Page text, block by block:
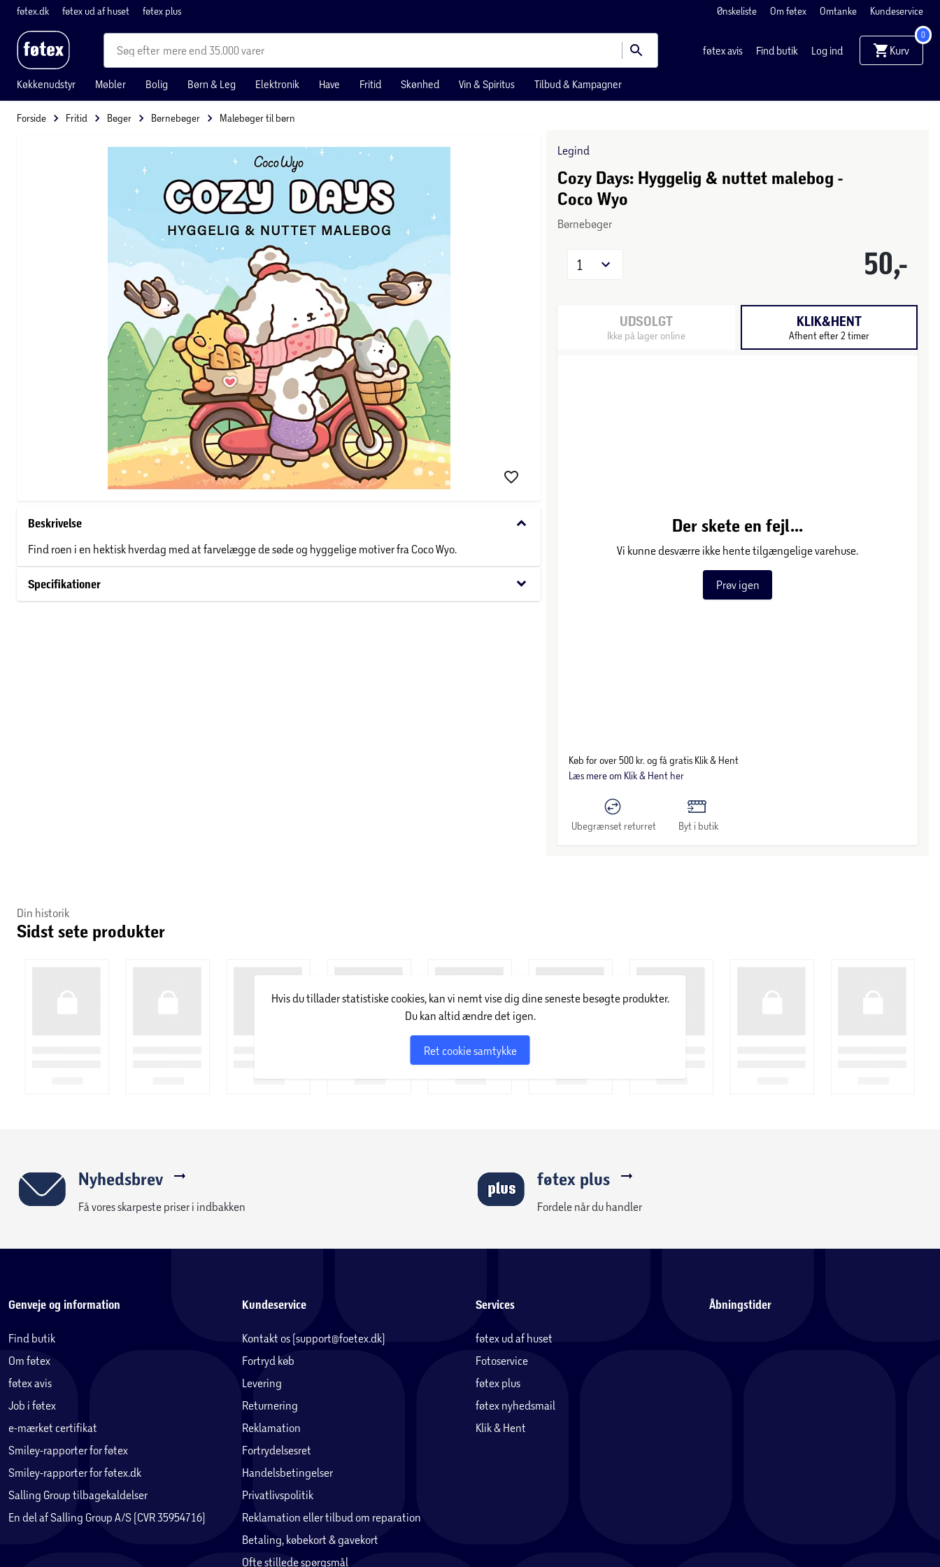
føtex.dk føtex ud af huset føtex plus Ønskeliste Om føtex Omtanke Kundeservice
mere end 35.000 varer føtex avis Find butik Log ind Kurv
0
Køkkenudstyr Møbler Bolig Børn & Leg Elektronik Have Fritid Skønhed Vin & Spiritus Tilbud & Kampagner
Forside Fritid Bøger Børnebøger Malebøger til børn
Beskrivelse keyboard_arrow_down
Find roen i en hektisk hverdag med at farvelægge de søde og hyggelige motiver fra Coco Wyo.
Specifikationer keyboard_arrow_down
Legind
Cozy Days: Hyggelig & nuttet malebog -
Coco Wyo
Børnebøger
50,-
1
UDSOLGT
Ikke på lager online
KLIK&HENT
Afhent efter 2 timer
Der skete en fejl...
Vi kunne desværre ikke hente tilgængelige varehuse.
Prøv igen
Køb for over 500 kr. og få gratis Klik & Hent
Læs mere om Klik & Hent her
Ubegrænset returret Byt i butik
Din historik
Sidst sete produkter
Hvis du tillader statistiske cookies, kan vi nemt vise dig dine seneste besøgte produkter.
Du kan altid ændre det igen.
Ret cookie samtykke
Nyhedsbrev
Få vores skarpeste priser i indbakken
føtex plus
Fordele når du handler
Genveje og information
Find butik
Om føtex
føtex avis
Job i føtex
e-mærket certifikat
Smiley-rapporter for føtex
Smiley-rapporter for føtex.dk
Salling Group tilbagekaldelser
En del af Salling Group A/S (CVR 35954716)
Kundeservice
Kontakt os (support@foetex.dk)
Fortryd køb
Levering
Returnering
Reklamation
Fortrydelsesret
Handelsbetingelser
Privatlivspolitik
Reklamation eller tilbud om reparation
Betaling, købekort & gavekort
Ofte stillede spørgsmål
Services
føtex ud af huset
Fotoservice
føtex plus
føtex nyhedsmail
Klik & Hent
Åbningstider